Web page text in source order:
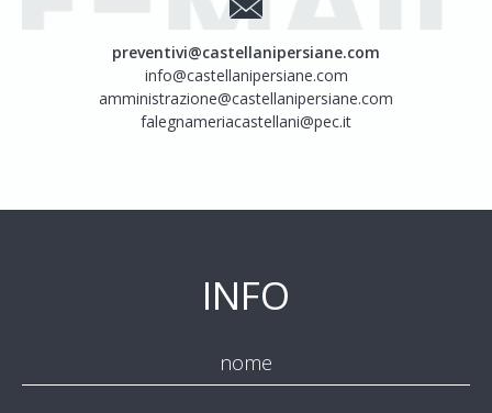
preventivi@castellanipersiane.com
info@castellanipersiane.com
amministrazione@castellanipersiane.com
falegnameriacastellani@pec.it
INFO
nome